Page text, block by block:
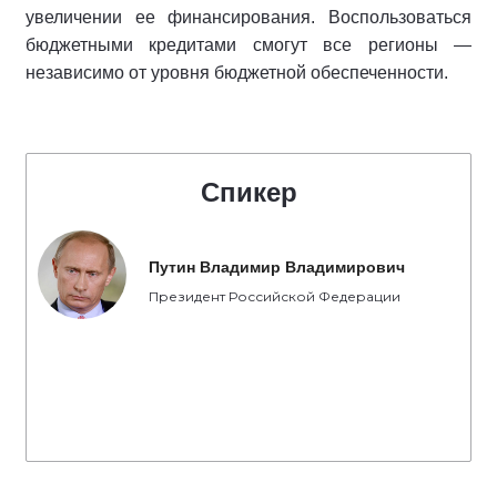
увеличении ее финансирования. Воспользоваться
бюджетными кредитами смогут все регионы —
независимо от уровня бюджетной обеспеченности.
Спикер
Путин Владимир Владимирович
Президент Российской Федерации